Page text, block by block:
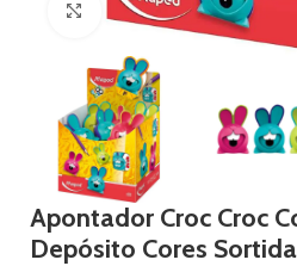
Clique para ampliar
Apontador Croc Croc
Depósito Cores